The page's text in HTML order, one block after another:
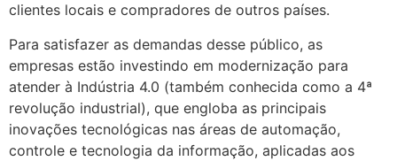
clientes locais e compradores de outros países.
Para satisfazer as demandas desse público, as
empresas estão investindo em modernização para
atender à Indústria 4.0 (também conhecida como a 4ª
revolução industrial), que engloba as principais
inovações tecnológicas nas áreas de automação,
controle e tecnologia da informação, aplicadas aos